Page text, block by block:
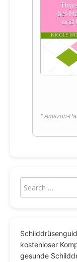
* Amazon-
kostenloser
gesunde